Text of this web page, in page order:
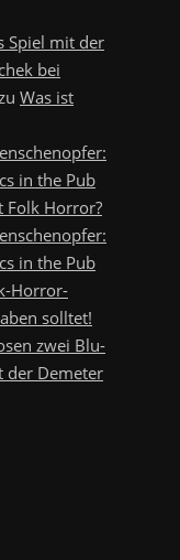
Spiel mit der
bei
zu Was ist
in the Pub
Folk Horror?
in the Pub
Horror-
solltet!
zwei Blu-
der Demeter